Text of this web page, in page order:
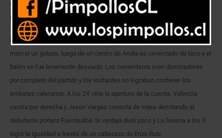
enfrentar a un complicado Deportes La Serena, quienes no han sumado
puntos en el presente torneo.
Unión La Calera partio con todo, a los 14′ Sacha Sáez estuvo a punto de
marcar un golazo, luego de un centro de Andía es conectado de taco y el
balón se fue levemente desviado. Los cementeros eran dominadores
por completo del partido y los visitantes no lograban contener los
embates caleranos. A los 24′ vino la apertura de la cuenta, Valencia
centra por derecha y Jason Vargas conecta de volea derrotando al
debutante portero Fuentealba. la ventaja duró poco y La Serena a los 3′
logró la igualdad a través de un cabezazo de Enzo Ruiz.